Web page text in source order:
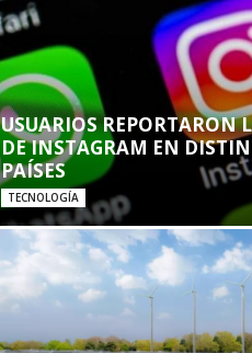
USUARIOS REPORTARON
DE INSTAGRAM EN
PAÍSES
TECNOLOGÍA